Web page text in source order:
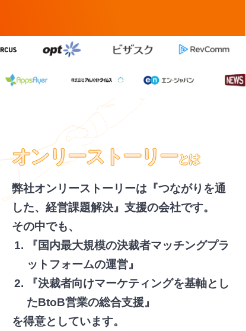
オンリーストーリーとは
弊社オンリーストーリーは『つながりを通
した、経営課題解決』支援の会社です。
その中でも、
『国内最大規模の決裁者マッチングプラ
ットフォームの運営』
『決裁者向けマーケティングを基軸とし
たBtoB営業の総合支援』
を得意としています。